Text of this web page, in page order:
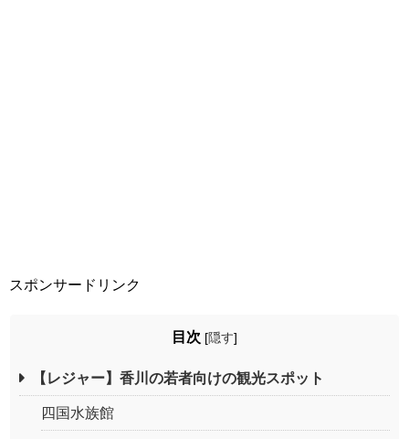
スポンサードリンク
目次 [隠す]
【レジャー】香川の若者向けの観光スポット
四国水族館